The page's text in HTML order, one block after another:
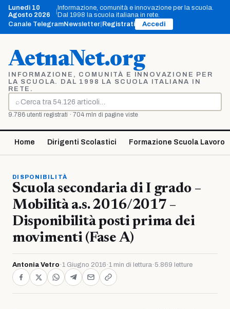
Vai
contenuto
Lunedì 10
Agosto 2026
Informazione, comunità e innovazione per la scuola.
Dal 1998 la scuola italiana in rete.
Canale TelegramNewsletter Registrati Accedi
AetnaNet.org
INFORMAZIONE, COMUNITÀ E INNOVAZIONE PER
LA SCUOLA. DAL 1998 LA SCUOLA ITALIANA IN
RETE.
⌕
Cerca
9.786 utenti registrati · 704 mln di pagine viste
Home Dirigenti Scolastici Formazione Scuola Lavoro
DISPONIBILITÀ
Scuola secondaria di I grado –
Mobilità a.s. 2016/2017 –
Disponibilità posti prima dei
movimenti (Fase A)
Antonia Vetro ·1 Giugno 2016 ·1 min di lettura· 5.869 letture